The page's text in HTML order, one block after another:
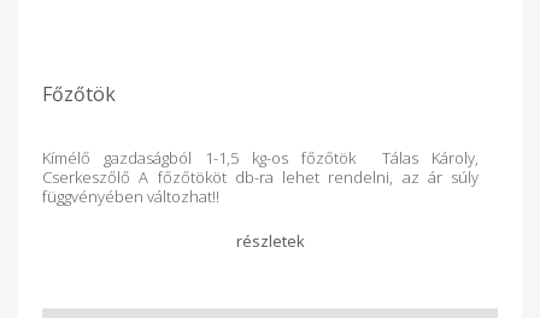
Főzőtök
Kímélő gazdaságból 1-1,5 kg-os főzőtök Tálas Károly,
Cserkeszőlő A főzőtököt db-ra lehet rendelni, az ár súly
függvényében változhat!!